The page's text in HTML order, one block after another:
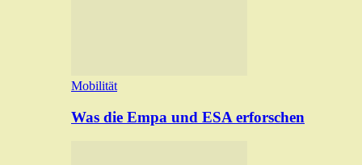
Mobilität
Was die Empa und ESA erforschen